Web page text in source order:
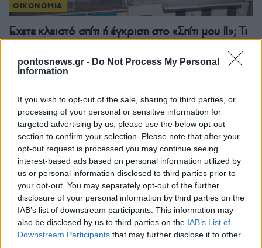
pontosnews.gr - Do Not Process My Personal
Information
If you wish to opt-out of the sale, sharing to third parties, or
processing of your personal or sensitive information for
targeted advertising by us, please use the below opt-out
section to confirm your selection. Please note that after your
opt-out request is processed you may continue seeing
interest-based ads based on personal information utilized by
us or personal information disclosed to third parties prior to
your opt-out. You may separately opt-out of the further
disclosure of your personal information by third parties on the
IAB’s list of downstream participants. This information may
also be disclosed by us to third parties on the IAB’s List of
Downstream Participants that may further disclose it to other
ΟΙΚΟΝΟΜΙΑ
Έχετε κλειστό σπίτι ή έγκριση στο «Σπίτι μου ΙΙ»; Τι
1/08/2026 - 10:33πμ
ΟΙΚΟΝΟΜΙΑ
Φοιτητικό στεγαστικό επίδομα: Εκπνέει σήμερα η